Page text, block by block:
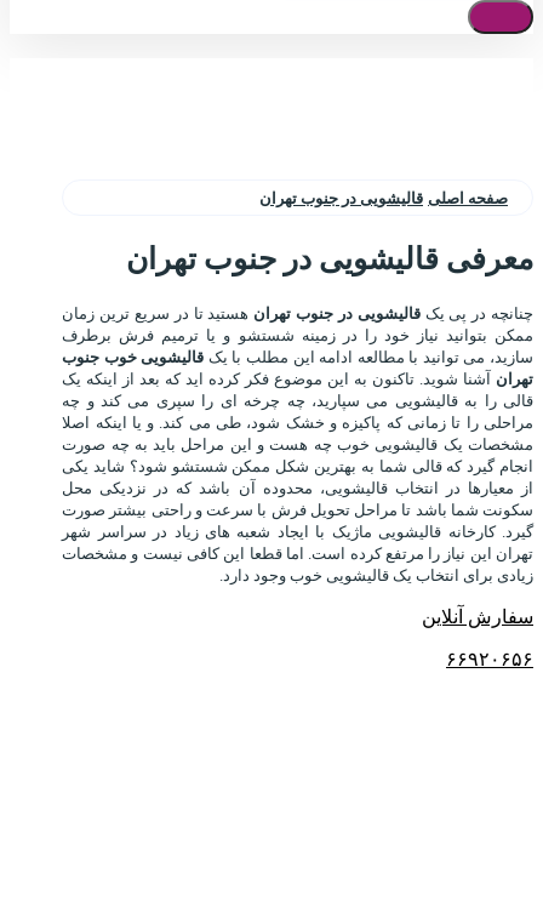
صفحه اصلی قالیشویی در جنوب تهران
معرفی قالیشویی در جنوب تهران
چنانچه در پی یکقالیشویی در جنوب تهران هستید تا در سریع ترین زمان
ممکن بتوانید نیاز خود را در زمینه شستشو و یا ترمیم فرش برطرف
سازید، می توانید با مطالعه ادامه این مطلب با یک قالیشویی خوب جنوب
تهران آشنا شوید. تاکنون به این موضوع فکر کرده اید که بعد از اینکه یک
قالی را به قالیشویی می سپارید، چه چرخه ای را سپری می کند و چه
مراحلی را تا زمانی که پاکیزه و خشک شود، طی می کند. و یا اینکه اصلا
مشخصات یک قالیشویی خوب چه هست و این مراحل باید به چه صورت
انجام گیرد که قالی شما به بهترین شکل ممکن شستشو شود؟ شاید یکی
از معیارها در انتخاب قالیشویی، محدوده آن باشد که در نزدیکی محل
سکونت شما باشد تا مراحل تحویل فرش با سرعت و راحتی بیشتر صورت
گیرد. کارخانه قالیشویی ماژیک با ایجاد شعبه های زیاد در سراسر شهر
تهران این نیاز را مرتفع کرده است. اما قطعا این کافی نیست و مشخصات
زیادی برای انتخاب یک قالیشویی خوب وجود دارد.
سفارش آنلاین
۶۶۹۲۰۶۵۶